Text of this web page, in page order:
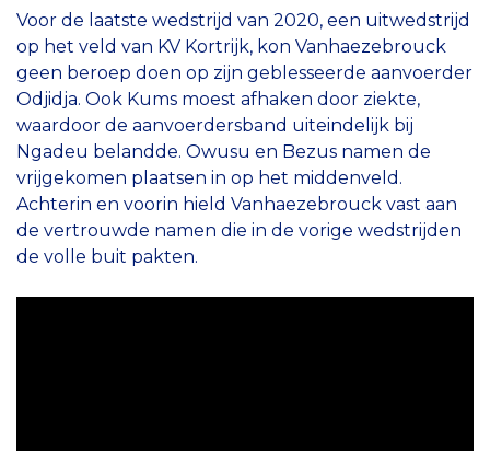
Voor de laatste wedstrijd van 2020, een uitwedstrijd
op het veld van KV Kortrijk, kon Vanhaezebrouck
geen beroep doen op zijn geblesseerde aanvoerder
Odjidja. Ook Kums moest afhaken door ziekte,
waardoor de aanvoerdersband uiteindelijk bij
Ngadeu belandde. Owusu en Bezus namen de
vrijgekomen plaatsen in op het middenveld.
Achterin en voorin hield Vanhaezebrouck vast aan
de vertrouwde namen die in de vorige wedstrijden
de volle buit pakten.